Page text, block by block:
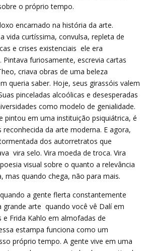
o próprio tempo.
encarnado na história da arte.
vida curtíssima, convulsa, repleta de
e crises existenciais  ele era
Pintava furiosamente, escrevia cartas
criava obras de uma beleza
queria saber. Hoje, seus girassóis valem
pinceladas alcoólicas e desesperadas
como modelo de genialidade.
pintou em uma instituição psiquiátrica, é
da arte moderna. E agora,
dos autorretratos que
 vira selo. Vira moeda de troca. Vira
visual sobre o quanto a relevância
mas quando chega, não para mais.
a gente flerta constantemente
arte  quando você vê Dalí em
e Frida Kahlo em almofadas de
estampa funciona como um
próprio tempo. A gente vive em uma